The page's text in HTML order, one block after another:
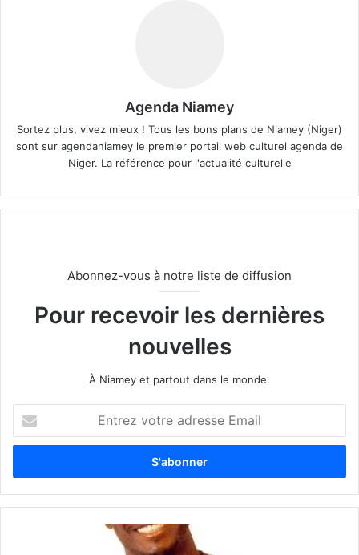
Agenda Niamey
Sortez plus, vivez mieux ! Tous les bons plans de Niamey (Niger)
sont sur agendaniamey le premier portail web culturel agenda de
Niger. La référence pour l'actualité culturelle
Abonnez-vous à notre liste de diffusion
Pour recevoir les dernières
nouvelles
À Niamey et partout dans le monde.
t
e
z